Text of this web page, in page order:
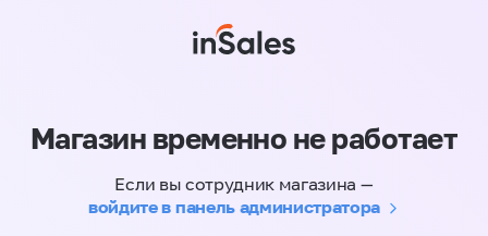
Магазин временно не работает
Если вы сотрудник магазина —
войдите в панель администратора